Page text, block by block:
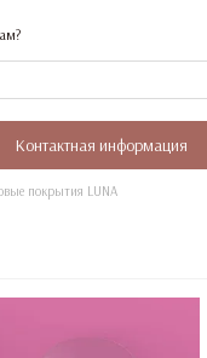
Контактная информация
покрытия LUNA